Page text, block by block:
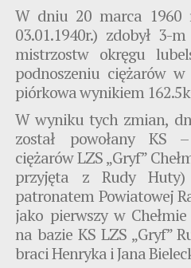
W dniu 20 marca 1960
03.01.1940r.) zdobył 3-
mistrzostw okręgu
podnoszeniu ciężarów
piórkowa wynikiem
W wyniku tych zmian,
został powołany KS
ciężarów LZS „Gryf”
przyjęta z Rudy
patronatem Powiatowej
jako pierwszy w
na bazie KS LZS „Gryf”
braci Henryka i Jana